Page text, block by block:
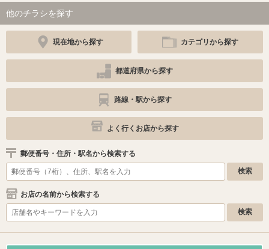
他のチラシを探す
現在地から探す カテゴリから探す
都道府県から探す
路線・駅から探す
よく行くお店から探す
郵便番号・住所・駅名から検索する
お店の名前から検索する